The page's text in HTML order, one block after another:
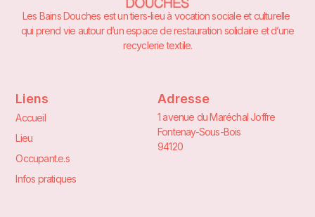
Les Bains Douches est un tiers-lieu à vocation sociale et culturelle
qui prend vie autour d’un espace de restauration solidaire et d’une
recyclerie textile.
Liens
Accueil
Lieu
Occupant.e.s
Infos pratiques
Adresse
1 avenue du Maréchal Joffre
Fontenay-Sous-Bois
94120